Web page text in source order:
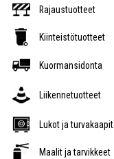
Rajaustuotteet
Kiinteistötuotteet
Kuormansidonta
Liikennetuotteet
Lukot ja turvakaapit
Maalit ja tarvikkeet